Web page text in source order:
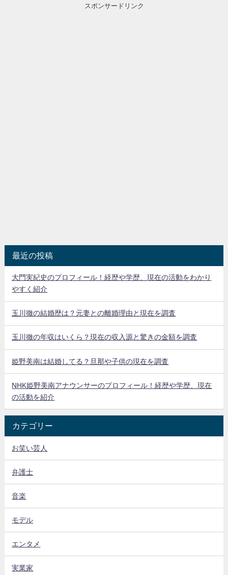
スポンサードリンク
最近の投稿
大門実紀史のプロフィール！経歴や学歴、現在の活動をわかり
やすく紹介
玉川徹の結婚歴は？元妻との離婚理由と現在を調査
玉川徹の年収はいくら？現在の収入源と驚きの金額を調査
姫野美南は結婚してる？旦那や子供の現在を調査
NHK姫野美南アナウンサーのプロフィール！経歴や学歴、現在
の活動を紹介
カテゴリー
お笑い芸人
弁護士
音楽
モデル
エンタメ
実業家